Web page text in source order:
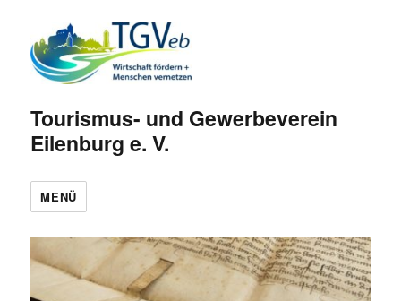
Tourismus- und Gewerbeverein
Eilenburg e. V.
MENÜ